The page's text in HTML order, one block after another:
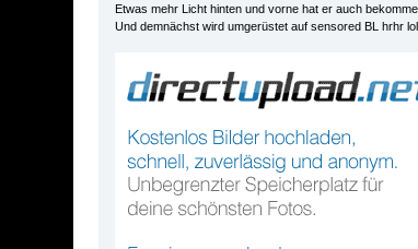
Etwas mehr Licht hinten und vorne hat er auch
Und demnächst wird umgerüstet auf sensored BL hrhr lol